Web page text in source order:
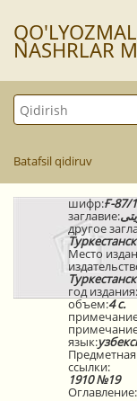
NАSHRLАR
Batafsil qidiruv
шифр:Ғ-87/
заглавие:
другое
Место
год издания:
объем:4 с.
язык:
ссылки:
1910 №19
Оглавление: